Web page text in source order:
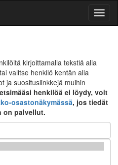
kirjoittamalla tekstiä alla
valitse henkilö kentän alla
ja suosituslinkkejä muihin
henkilöä ei löydy, voit
osastonäkymässä, jos tiedät
on palvellut.